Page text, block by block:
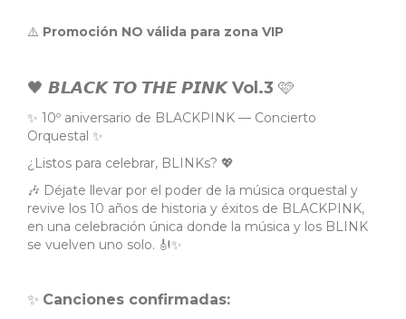
⚠️ Promoción NO válida para zona VIP
🖤 𝘽𝙇𝘼𝘾𝙆 𝙏𝙊 𝙏𝙃𝙀 𝙋𝙄𝙉𝙆Vol.3 🩷
✨ 10º aniversario de BLACKPINK — Concierto
Orquestal ✨
¿Listos para celebrar, BLINKs? 💖
🎶 Déjate llevar por el poder de la música orquestal y
revive los 10 años de historia y éxitos de BLACKPINK,
en una celebración única donde la música y los BLINK
se vuelven uno solo. 🎻✨
✨ Canciones confirmadas: